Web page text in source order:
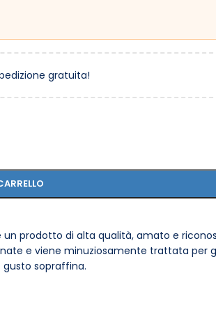
gratuita!
un prodotto di alta qualità, amato e
e viene minuziosamente trattata per
gusto sopraffina.